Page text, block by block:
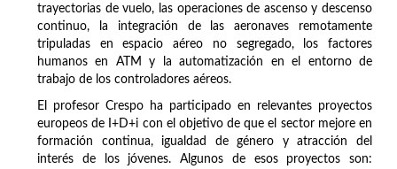
trayectorias de vuelo, las operaciones de ascenso y descenso
continuo, la integración de las aeronaves remotamente
tripuladas en espacio aéreo no segregado, los factores
humanos en ATM y la automatización en el entorno de
trabajo de los controladores aéreos.
El profesor Crespo ha participado en relevantes proyectos
europeos de I+D+i con el objetivo de que el sector mejore en
formación continua, igualdad de género y atracción del
interés de los jóvenes. Algunos de esos proyectos son: